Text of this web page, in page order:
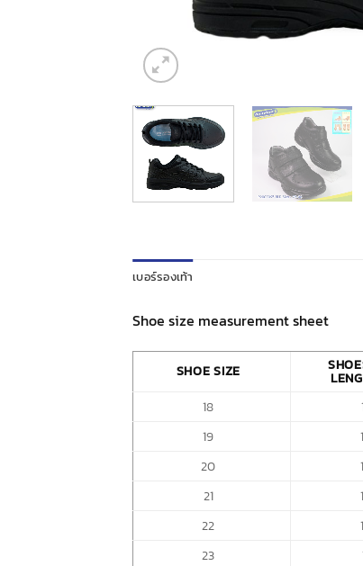
เบอร์รองเท้า
Shoe size measurement sheet
SHOE SIZE
18
19
20
21
22
23